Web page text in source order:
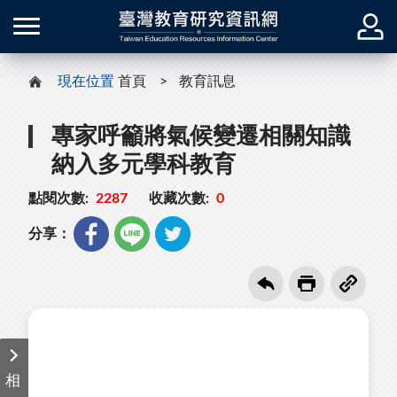
現在位置 首頁 教育訊息
專家呼籲將氣候變遷相關知識
納入多元學科教育
點閱次數: 2287 收藏次數: 0
分享：
相